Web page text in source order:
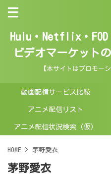
Hulu・Netflix・FOD
ビデオマーケット
【本サイトはプロモー
動画配信サービス比較
アニメ配信リスト
アニメ配信状況検索（仮）
HOME > 茅野愛衣
茅野愛衣